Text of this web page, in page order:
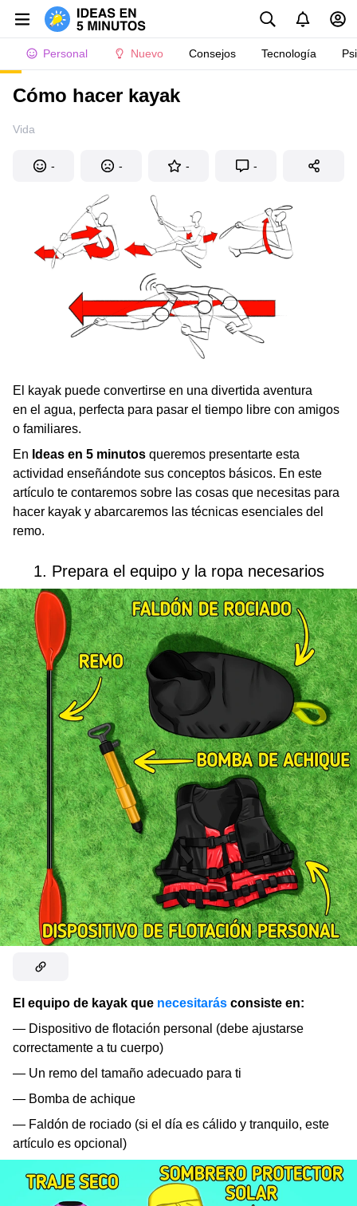
Personal Nuevo Consejos Tecnología
Cómo hacer kayak
Vida
- - - -
El kayak puede convertirse en una divertida aventura
en el agua, perfecta para pasar el tiempo libre con amigos
o familiares.
En Ideas en 5 minutos queremos presentarte esta
actividad enseñándote sus conceptos básicos. En este
artículo te contaremos sobre las cosas que necesitas para
hacer kayak y abarcaremos las técnicas esenciales del
remo.
1. Prepara el equipo y la ropa necesarios
El equipo de kayak que necesitarás consiste en:
— Dispositivo de flotación personal (debe ajustarse
correctamente a tu cuerpo)
— Un remo del tamaño adecuado para ti
— Bomba de achique
— Faldón de rociado (si el día es cálido y tranquilo, este
artículo es opcional)